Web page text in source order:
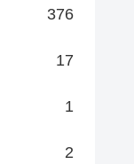
376
17
1
2